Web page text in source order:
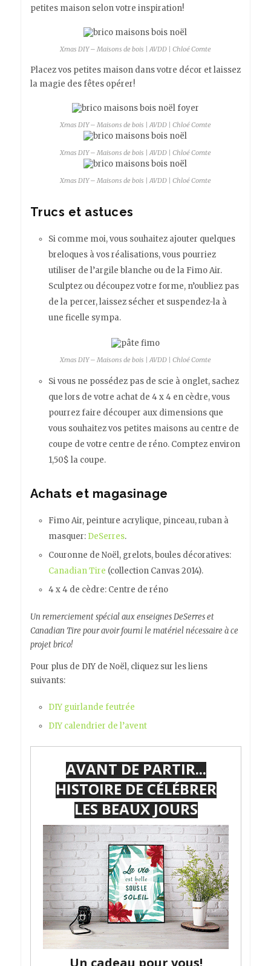
petites maison selon votre inspiration!
Xmas DIY – Maisons de bois | AVDD | Chloé Comte
Placez vos petites maison dans votre décor et laissez
la magie des fêtes opérer!
Xmas DIY – Maisons de bois | AVDD | Chloé Comte
Xmas DIY – Maisons de bois | AVDD | Chloé Comte
Xmas DIY – Maisons de bois | AVDD | Chloé Comte
Trucs et astuces
Si comme moi, vous souhaitez ajouter quelques
breloques à vos réalisations, vous pourriez
utiliser de l’argile blanche ou de la Fimo Air.
Sculptez ou découpez votre forme, n’oubliez pas
de la percer, laissez sécher et suspendez-la à
une ficelle sympa.
Xmas DIY – Maisons de bois | AVDD | Chloé Comte
Si vous ne possédez pas de scie à onglet, sachez
que lors de votre achat de 4 x 4 en cèdre, vous
pourrez faire découper aux dimensions que
vous souhaitez vos petites maisons au centre de
coupe de votre centre de réno. Comptez environ
1,50$ la coupe.
Achats et magasinage
Fimo Air, peinture acrylique, pinceau, ruban à
masquer: DeSerres.
Couronne de Noël, grelots, boules décoratives:
Canadian Tire (collection Canvas 2014).
4 x 4 de cèdre: Centre de réno
Un remerciement spécial aux enseignes DeSerres et
Canadian Tire pour avoir fourni le matériel nécessaire à ce
projet brico!
Pour plus de DIY de Noël, cliquez sur les liens
suivants:
DIY guirlande feutrée
DIY calendrier de l’avent